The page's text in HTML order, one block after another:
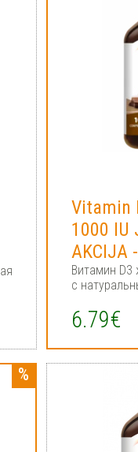
Vitamin
1000 IU
AKCIJA
Витамин D3
с
6.79€